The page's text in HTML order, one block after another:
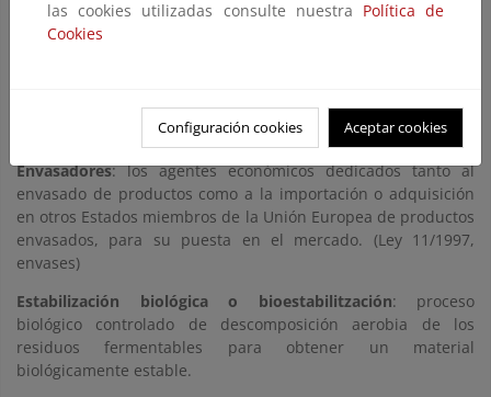
envases)
está constituida por botellas y botes de plástico, plástico film,
latas y brics o cartón para bebidas.
Envasadores: los agentes económicos dedicados tanto al
envasado de productos como a la importación o adquisición
en otros Estados miembros de la Unión Europea de productos
envasados, para su puesta en el mercado. (Ley 11/1997,
envases)
Estabilización biológica o bioestabilitzación: proceso
biológico controlado de descomposición aerobia de los
residuos fermentables para obtener un material
biológicamente estable.
las cookies utilizadas consulte nuestra Política de
Cookies
Configuración cookies Aceptar cookies